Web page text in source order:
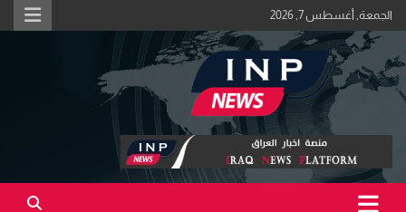
Skip
to
content
الجمعة, أغسطس 7, 2026
منصة اخبار العراق
اكبر منصة خبرية في العراق | #الحقيقة_اولاً